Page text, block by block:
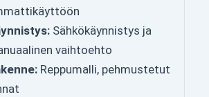
Sähkökäynnistys ja
vaihtoehto
Reppumalli, pehmustetut